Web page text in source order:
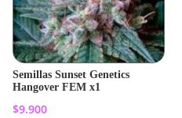
Semillas Sunset Genetics
Hangover FEM x1
$9.900